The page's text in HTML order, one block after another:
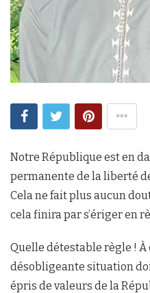
Notre République est en
permanente de la liberté
Cela ne fait plus aucun
cela finira par s’ériger en
Quelle détestable règle ! À
désobligeante situation
épris de valeurs de la